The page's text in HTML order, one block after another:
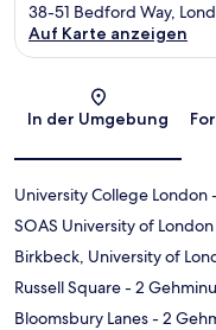
38-51 Bedford Way,
Auf Karte anzeigen
In der Umgebung
University College London
SOAS University of London
Birkbeck, University of
Russell Square- 2
Bloomsbury Lanes- 2